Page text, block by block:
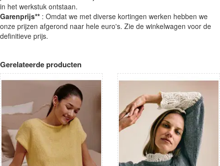
in het werkstuk ontstaan.
Garenprijs** : Omdat we met diverse kortingen werken hebben we
onze prijzen afgerond naar hele euro's. Zie de winkelwagen voor de
definitieve prijs.
Gerelateerde producten